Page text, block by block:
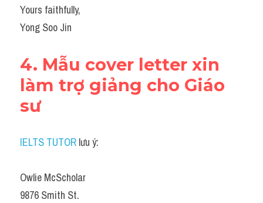
Yours faithfully,
Yong Soo Jin
4. Mẫu cover letter xin
làm trợ giảng cho Giáo
sư
IELTS TUTOR lưu ý:
Owlie McScholar
9876 Smith St.